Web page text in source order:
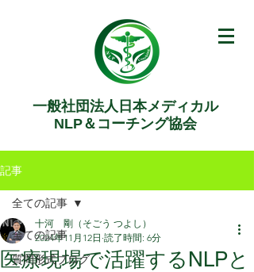
一般社団法人日本メディカル
NLP＆コーチング協会
記事
全ての記事
質問形式ブログ
全ての記事
医療現場で活躍するNLPと
十河 剛（そごう つよし）
2024年11月12日 読了時間: 6分